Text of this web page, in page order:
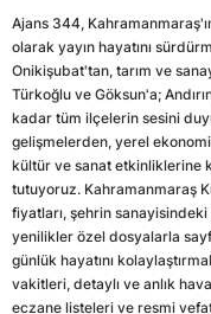
Ajans 344,
olarak yayın hayatını
Onikişubat'tan, tarım ve
Türkoğlu ve Göksun'a;
kadar tüm ilçelerin sesini
gelişmelerden, yerel
kültür ve sanat etkinliklerine
tutuyoruz. Kahramanmaraş
fiyatları, şehrin
yenilikler özel dosyalarla
günlük hayatını
vakitleri, detaylı ve anlık
eczane listeleri ve resmi